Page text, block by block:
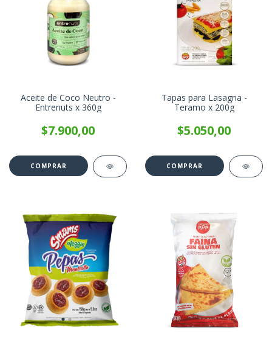
Aceite de Coco Neutro -
Entrenuts x 360g
$7.900,00
Tapas para Lasagna -
Teramo x 200g
$5.050,00